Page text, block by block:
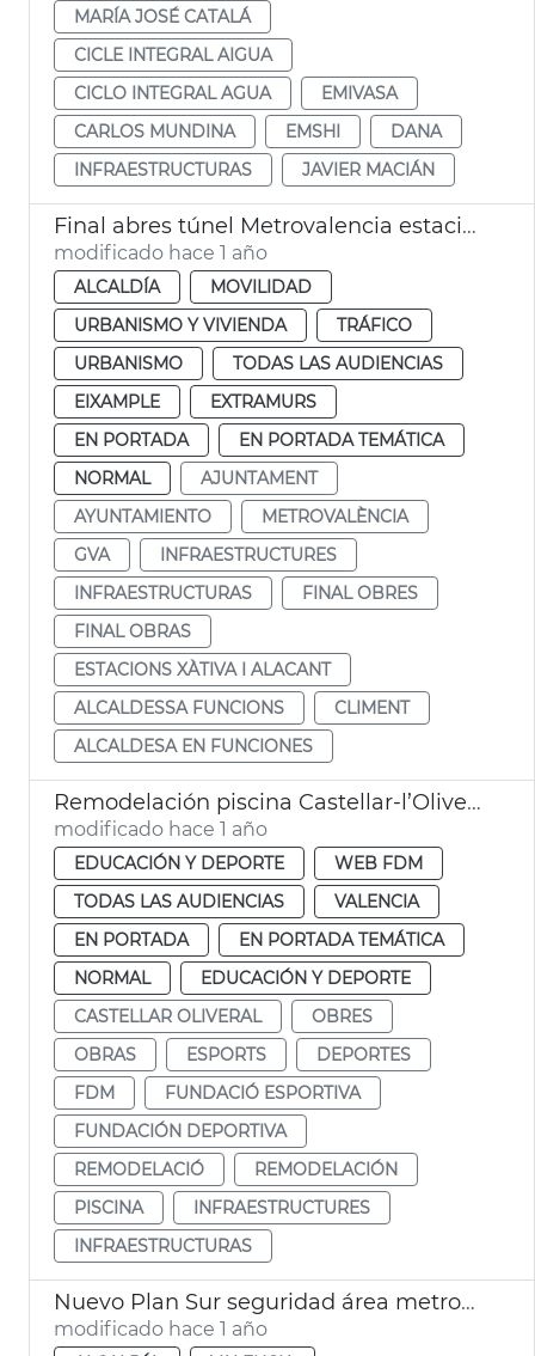
MARÍA JOSÉ CATALÁ
CICLE INTEGRAL AIGUA
CICLO INTEGRAL AGUA
EMIVASA
CARLOS MUNDINA
EMSHI
DANA
INFRAESTRUCTURAS
JAVIER MACIÁN
Final abres túnel Metrovalencia estaciones de Xàtiva y Alicante
modificado hace 1 año
ALCALDÍA
MOVILIDAD
URBANISMO Y VIVIENDA
TRÁFICO
URBANISMO
TODAS LAS AUDIENCIAS
EIXAMPLE
EXTRAMURS
EN PORTADA
EN PORTADA TEMÁTICA
NORMAL
AJUNTAMENT
AYUNTAMIENTO
METROVALÈNCIA
GVA
INFRAESTRUCTURES
INFRAESTRUCTURAS
FINAL OBRES
FINAL OBRAS
ESTACIONS XÀTIVA I ALACANT
ALCALDESSA FUNCIONS
CLIMENT
ALCALDESA EN FUNCIONES
Remodelación piscina Castellar-l’Oliveral
modificado hace 1 año
EDUCACIÓN Y DEPORTE
WEB FDM
TODAS LAS AUDIENCIAS
VALENCIA
EN PORTADA
EN PORTADA TEMÁTICA
NORMAL
EDUCACIÓN Y DEPORTE
CASTELLAR OLIVERAL
OBRES
OBRAS
ESPORTS
DEPORTES
FDM
FUNDACIÓ ESPORTIVA
FUNDACIÓN DEPORTIVA
REMODELACIÓ
REMODELACIÓN
PISCINA
INFRAESTRUCTURES
INFRAESTRUCTURAS
Nuevo Plan Sur seguridad área metropolitana València
modificado hace 1 año